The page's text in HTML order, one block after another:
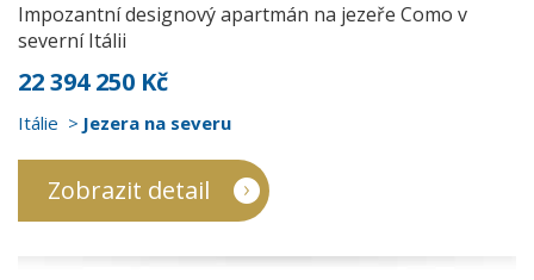
Impozantní designový apartmán na jezeře Como v
severní Itálii
22 394 250 Kč
Itálie Jezera na severu
Zobrazit detail